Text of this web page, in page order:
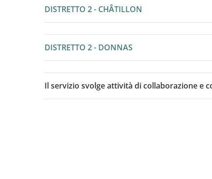
DISTRETTO 2 - CHÂTILLON
DISTRETTO 2 - DONNAS
Il servizio svolge attività di collaborazione e